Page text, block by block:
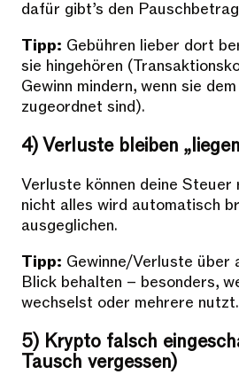
dafür gibt’s den
Tipp: Gebühren lieber dort
sie hingehören
Gewinn mindern, wenn sie
zugeordnet sind).
4) Verluste bleiben
Verluste können deine Steuer
nicht alles wird automatisch
ausgeglichen.
Tipp: Gewinne/Verluste über
Blick behalten – besonders,
wechselst oder mehrere nutzt.
5) Krypto falsch
Tausch vergessen)